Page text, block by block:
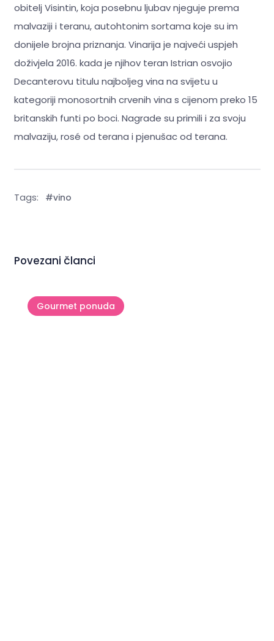
obitelj Visintin, koja posebnu ljubav njeguje prema
malvaziji i teranu, autohtonim sortama koje su im
donijele brojna priznanja. Vinarija je najveći uspjeh
doživjela 2016. kada je njihov teran Istrian osvojio
Decanterovu titulu najboljeg vina na svijetu u
kategoriji monosortnih crvenih vina s cijenom preko 15
britanskih funti po boci. Nagrade su primili i za svoju
malvaziju, rosé od terana i pjenušac od terana.
Tags: #vino
Povezani članci
Gourmet ponuda